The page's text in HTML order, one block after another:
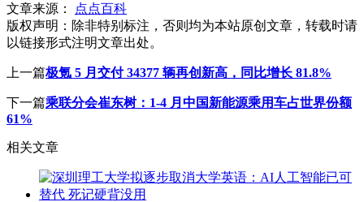
文章来源：
点点百科
版权声明： 除非特别标注，否则均为本站原创文章，转载时请
以链接形式注明文章出处。
上一篇极氪 5 月交付 34377 辆再创新高，同比增长 81.8%
下一篇乘联分会崔东树：1-4 月中国新能源乘用车占世界份额
61%
相关文章